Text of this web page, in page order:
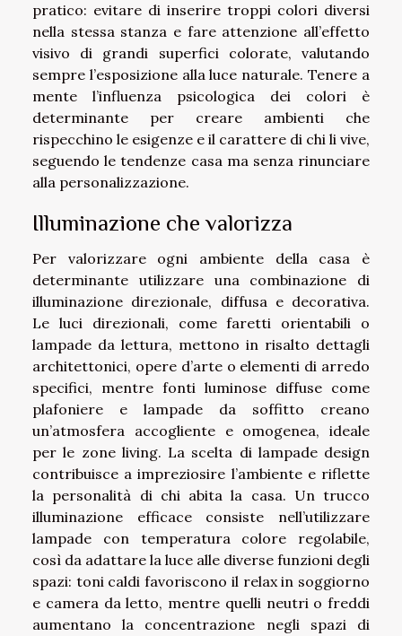
pratico: evitare di inserire troppi colori diversi
nella stessa stanza e fare attenzione all’effetto
visivo di grandi superfici colorate, valutando
sempre l’esposizione alla luce naturale. Tenere a
mente l’influenza psicologica dei colori è
determinante per creare ambienti che
rispecchino le esigenze e il carattere di chi li vive,
seguendo le tendenze casa ma senza rinunciare
alla personalizzazione.
Illuminazione che valorizza
Per valorizzare ogni ambiente della casa è
determinante utilizzare una combinazione di
illuminazione direzionale, diffusa e decorativa.
Le luci direzionali, come faretti orientabili o
lampade da lettura, mettono in risalto dettagli
architettonici, opere d’arte o elementi di arredo
specifici, mentre fonti luminose diffuse come
plafoniere e lampade da soffitto creano
un’atmosfera accogliente e omogenea, ideale
per le zone living. La scelta di lampade design
contribuisce a impreziosire l’ambiente e riflette
la personalità di chi abita la casa. Un trucco
illuminazione efficace consiste nell’utilizzare
lampade con temperatura colore regolabile,
così da adattare la luce alle diverse funzioni degli
spazi: toni caldi favoriscono il relax in soggiorno
e camera da letto, mentre quelli neutri o freddi
aumentano la concentrazione negli spazi di